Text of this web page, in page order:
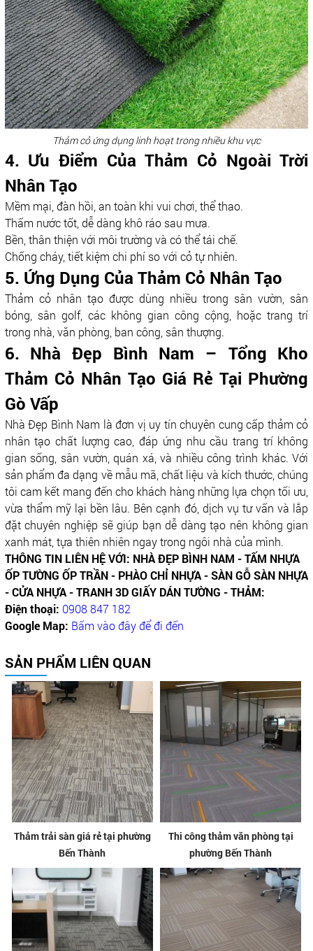
Thảm cỏ ứng dụng linh hoạt trong nhiều khu vực
4. Ưu Điểm Của Thảm Cỏ Ngoài Trời
Nhân Tạo
Mềm mại, đàn hồi, an toàn khi vui chơi, thể thao.
Thấm nước tốt, dễ dàng khô ráo sau mưa.
Bền, thân thiện với môi trường và có thể tái chế.
Chống cháy, tiết kiệm chi phí so với cỏ tự nhiên.
5. Ứng Dụng Của Thảm Cỏ Nhân Tạo
Thảm cỏ nhân tạo được dùng nhiều trong sân vườn, sân
bóng, sân golf, các không gian công cộng, hoặc trang trí
trong nhà, văn phòng, ban công, sân thượng.
6. Nhà Đẹp Bình Nam – Tổng Kho
Thảm Cỏ Nhân Tạo Giá Rẻ Tại Phường
Gò Vấp
Nhà Đẹp Bình Nam là đơn vị uy tín chuyên cung cấp thảm cỏ
nhân tạo chất lượng cao, đáp ứng nhu cầu trang trí không
gian sống, sân vườn, quán xá, và nhiều công trình khác. Với
sản phẩm đa dạng về mẫu mã, chất liệu và kích thước, chúng
tôi cam kết mang đến cho khách hàng những lựa chọn tối ưu,
vừa thẩm mỹ lại bền lâu. Bên cạnh đó, dịch vụ tư vấn và lắp
đặt chuyên nghiệp sẽ giúp bạn dễ dàng tạo nên không gian
xanh mát, tựa thiên nhiên ngay trong ngôi nhà của mình.
THÔNG TIN LIÊN HỆ VỚI: NHÀ ĐẸP BÌNH NAM - TẤM NHỰA
ỐP TƯỜNG ỐP TRẦN - PHÀO CHỈ NHỰA - SÀN GỖ SÀN NHỰA
- CỬA NHỰA - TRANH 3D GIẤY DÁN TƯỜNG - THẢM:
Điện thoại: 0908 847 182
Google Map: Bấm vào đây để đi đến
SẢN PHẨM LIÊN QUAN
Thảm trải sàn giá rẻ tại phường
Bến Thành
Thi công thảm văn phòng tại
phường Bến Thành